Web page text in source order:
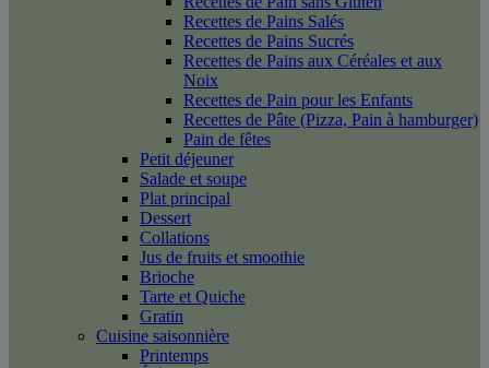
Recettes de Pains Salés
Recettes de Pains Sucrés
Recettes de Pains aux Céréales et aux
Noix
Recettes de Pain pour les Enfants
Recettes de Pâte (Pizza, Pain à hamburger)
Pain de fêtes
Petit déjeuner
Salade et soupe
Plat principal
Dessert
Collations
Jus de fruits et smoothie
Brioche
Tarte et Quiche
Gratin
Cuisine saisonnière
Printemps